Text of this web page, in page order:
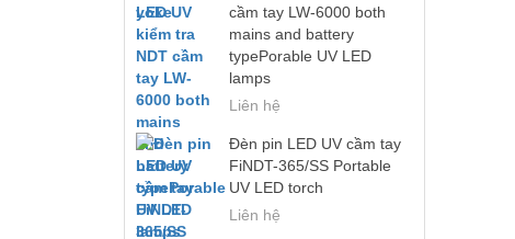
cầm tay LW-6000 both
mains and battery
typePorable UV LED
lamps
Liên hệ
Đèn pin LED UV cầm tay
FiNDT-365/SS Portable
UV LED torch
Liên hệ